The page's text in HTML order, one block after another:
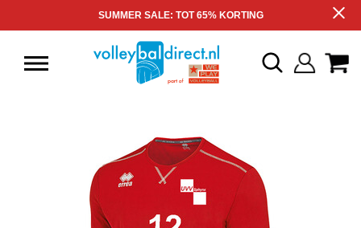
SUMMER SALE: TOT 65% KORTING